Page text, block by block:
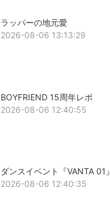
ラッパーの地元愛
2026-08-06 13:13:29
BOYFRIEND 15周年レポ
2026-08-06 12:40:55
ダンスイベント『VANTA 01』
2026-08-06 12:40:35